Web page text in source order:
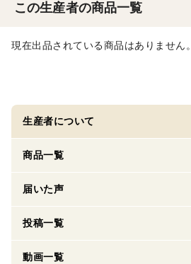
この生産者の商品一覧
現在出品されている商品はありません。
生産者について
商品一覧
届いた声
投稿一覧
動画一覧